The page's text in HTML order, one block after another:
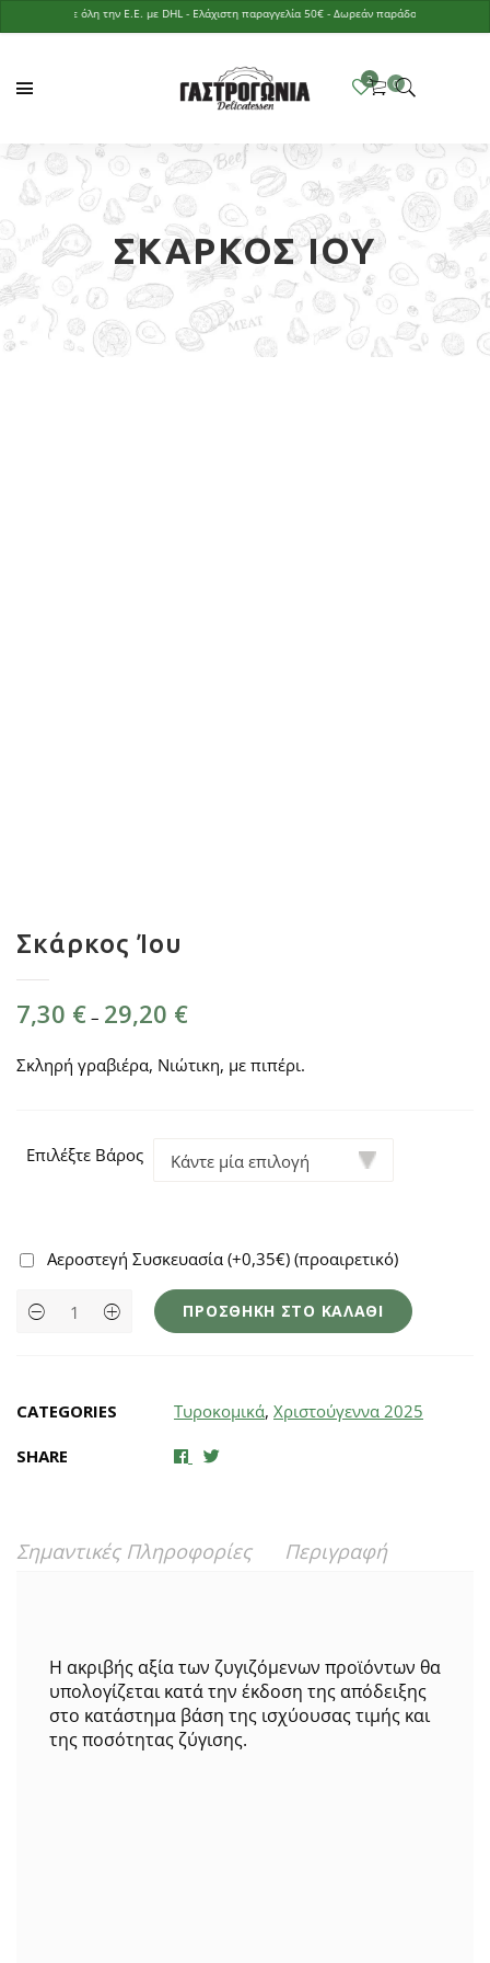
σε όλη την Ε.Ε. με DHL - Ελάχιστη παραγγελία 50€ - Δωρεάν παράδοση με παραγγελία
ΣΚΆΡΚΟΣ ΊΟΥ
Σκάρκος Ίου
7,30 € – 29,20 €Price
through
Σκληρή γραβιέρα, Νιώτικη, με πιπέρι.
Επιλέξτε Βάρος
Αεροστεγή Συσκευασία (+0,35€) (προαιρετικό)
Σκάρκος
Ίου
ΠΡΟΣΘΉΚΗ ΣΤΟ ΚΑΛΆΘΙ
CATEGORIES Τυροκομικά, Χριστούγεννα 2025
SHARE
Σημαντικές Πληροφορίες Περιγραφή
Η ακριβής αξία των ζυγιζόμενων προϊόντων θα
υπολογίζεται κατά την έκδοση της απόδειξης
στο κατάστημα βάση της ισχύουσας τιμής και
της ποσότητας ζύγισης.